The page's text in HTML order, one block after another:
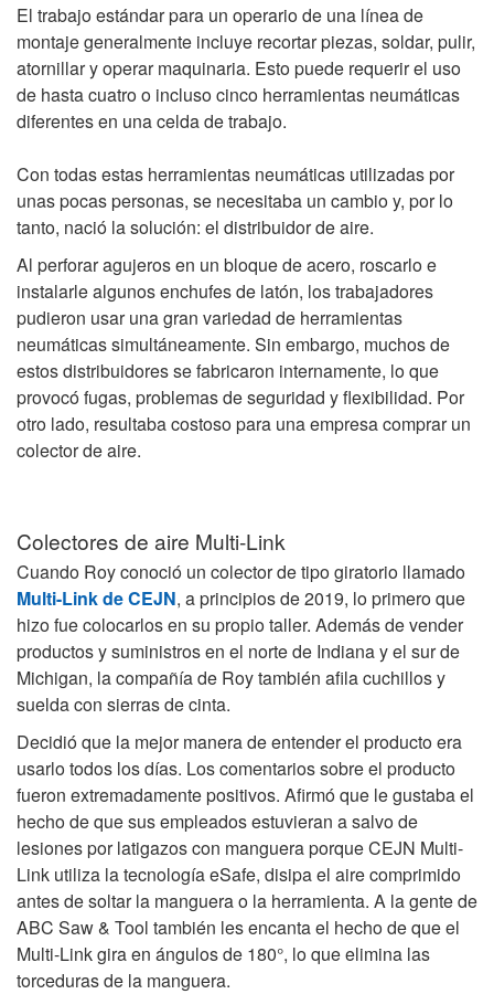
El trabajo estándar para un operario de una línea de
montaje generalmente incluye recortar piezas, soldar, pulir,
atornillar y operar maquinaria. Esto puede requerir el uso
de hasta cuatro o incluso cinco herramientas neumáticas
diferentes en una celda de trabajo.
Con todas estas herramientas neumáticas utilizadas por
unas pocas personas, se necesitaba un cambio y, por lo
tanto, nació la solución: el distribuidor de aire.
Al perforar agujeros en un bloque de acero, roscarlo e
instalarle algunos enchufes de latón, los trabajadores
pudieron usar una gran variedad de herramientas
neumáticas simultáneamente. Sin embargo, muchos de
estos distribuidores se fabricaron internamente, lo que
provocó fugas, problemas de seguridad y flexibilidad. Por
otro lado, resultaba costoso para una empresa comprar un
colector de aire.
Colectores de aire Multi-Link
Cuando Roy conoció un colector de tipo giratorio llamado
Multi-Link de CEJN, a principios de 2019, lo primero que
hizo fue colocarlos en su propio taller. Además de vender
productos y suministros en el norte de Indiana y el sur de
Michigan, la compañía de Roy también afila cuchillos y
suelda con sierras de cinta.
Decidió que la mejor manera de entender el producto era
usarlo todos los días. Los comentarios sobre el producto
fueron extremadamente positivos. Afirmó que le gustaba el
hecho de que sus empleados estuvieran a salvo de
lesiones por latigazos con manguera porque CEJN Multi-
Link utiliza la tecnología eSafe, disipa el aire comprimido
antes de soltar la manguera o la herramienta. A la gente de
ABC Saw & Tool también les encanta el hecho de que el
Multi-Link gira en ángulos de 180°, lo que elimina las
torceduras de la manguera.